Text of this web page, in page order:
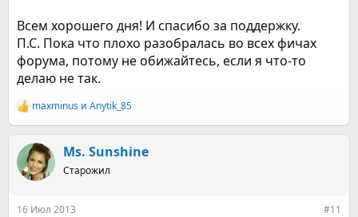
Всем хорошего дня! И спасибо за поддержку.
П.С. Пока что плохо разобралась во всех фичах
форума, потому не обижайтесь, если я что-то
делаю не так.
Р
е
к
ц
и
maxminus и Anytik_85
Ms. Sunshine
Старожил
16 Июл 2013 #11